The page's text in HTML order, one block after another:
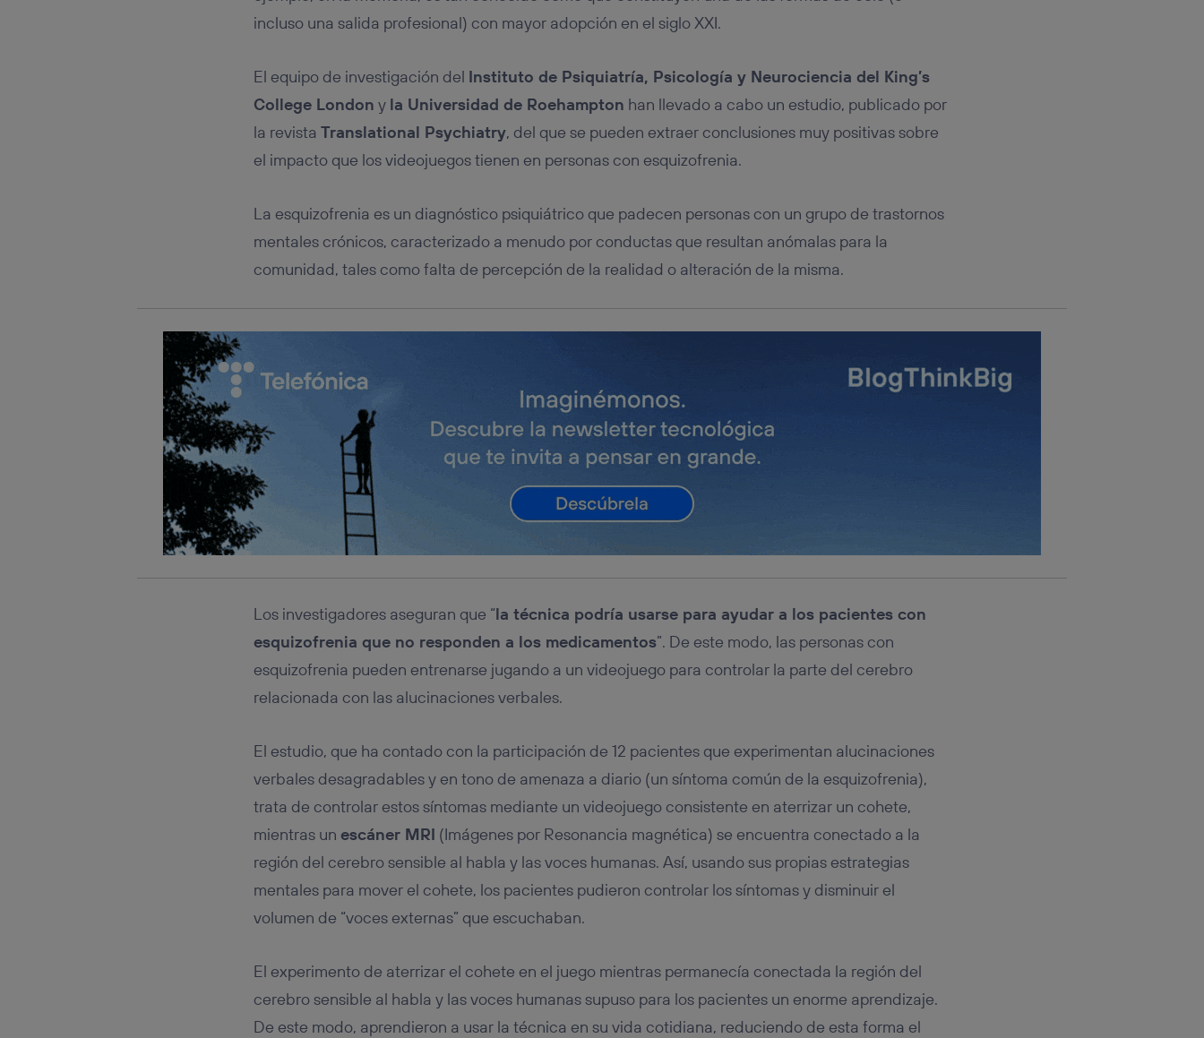
incluso una salida profesional) con mayor adopción en el siglo XXI.
El equipo de investigación del Instituto de Psiquiatría, Psicología y Neurociencia del King’s
College London y la Universidad de Roehampton han llevado a cabo un estudio, publicado por
la revista Translational Psychiatry, del que se pueden extraer conclusiones muy positivas sobre
el impacto que los videojuegos tienen en personas con esquizofrenia.
La esquizofrenia es un diagnóstico psiquiátrico que padecen personas con un grupo de trastornos
mentales crónicos, caracterizado a menudo por conductas que resultan anómalas para la
comunidad, tales como falta de percepción de la realidad o alteración de la misma.
Los investigadores aseguran que “la técnica podría usarse para ayudar a los pacientes con
esquizofrenia que no responden a los medicamentos”. De este modo, las personas con
esquizofrenia pueden entrenarse jugando a un videojuego para controlar la parte del cerebro
relacionada con las alucinaciones verbales.
El estudio, que ha contado con la participación de 12 pacientes que experimentan alucinaciones
verbales desagradables y en tono de amenaza a diario (un síntoma común de la esquizofrenia),
trata de controlar estos síntomas mediante un videojuego consistente en aterrizar un cohete,
mientras un escáner MRI (Imágenes por Resonancia magnética) se encuentra conectado a la
región del cerebro sensible al habla y las voces humanas. Así, usando sus propias estrategias
mentales para mover el cohete, los pacientes pudieron controlar los síntomas y disminuir el
volumen de “voces externas” que escuchaban.
El experimento de aterrizar el cohete en el juego mientras permanecía conectada la región del
cerebro sensible al habla y las voces humanas supuso para los pacientes un enorme aprendizaje.
De este modo, aprendieron a usar la técnica en su vida cotidiana, reduciendo de esta forma el
Típicamente:
Si utilizas una
conexión de banda ancha
(p. ej., Wi-Fi), el marketing o análisis se
hayan dado su consentimiento.
Si utilizasdatos móviles
, el marketing será más personalizado, ya que se basará
únicamente en la navegación del usuario del móvil.
Puedes gestionar los consentimientos Utiq seleccionando “Administrar Utiq” en la parte
inferior de esta página web o visitando el portal de privacidad de Utiq (“consenthub”)
Para más información, consulta la política de privacidad de Utiq.